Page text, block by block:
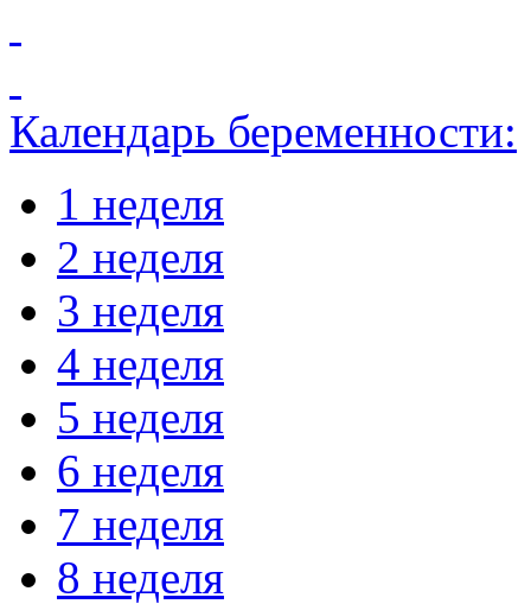
Календарь беременности:
1 неделя
2 неделя
3 неделя
4 неделя
5 неделя
6 неделя
7 неделя
8 неделя